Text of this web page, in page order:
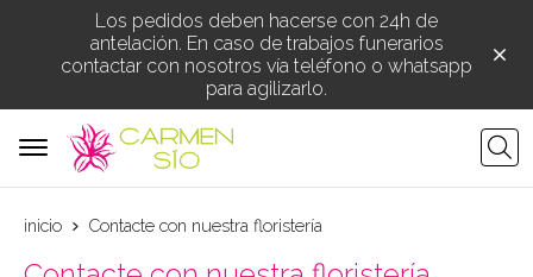
Los pedidos deben hacerse con 24h de
antelación. En caso de trabajos funerarios
contactar con nosotros vía teléfono o whatsapp
para agilizarlo.
inicio Contacte con nuestra floristería